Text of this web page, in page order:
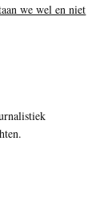
we wel en niet